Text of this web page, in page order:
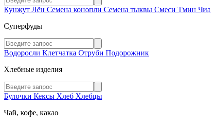
Кунжут Лён Семена конопли Семена тыквы Смеси Тмин Чиа
Суперфуды
Водоросли Клетчатка Отруби Подорожник
Хлебные изделия
Булочки Кексы Хлеб Хлебцы
Чай, кофе, какао